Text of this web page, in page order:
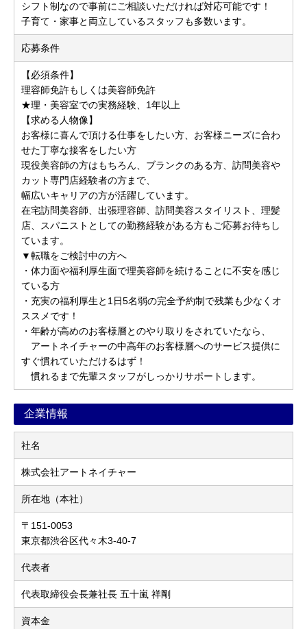
シフト制なので事前にご相談いただければ対応可能です！
子育て・家事と両立しているスタッフも多数います。
応募条件
【必須条件】
理容師免許もしくは美容師免許
★理・美容室での実務経験、1年以上
【求める人物像】
お客様に喜んで頂ける仕事をしたい方、お客様ニーズに合わ
せた丁寧な接客をしたい方
現役美容師の方はもちろん、ブランクのある方、訪問美容や
カット専門店経験者の方まで、
幅広いキャリアの方が活躍しています。
在宅訪問美容師、出張理容師、訪問美容スタイリスト、理髪
店、スパニストとしての勤務経験がある方もご応募お待ちし
ています。
▼転職をご検討中の方へ
・体力面や福利厚生面で理美容師を続けることに不安を感じ
ている方
・充実の福利厚生と1日5名弱の完全予約制で残業も少なくオ
ススメです！
・年齢が高めのお客様層とのやり取りをされていたなら、
アートネイチャーの中高年のお客様層へのサービス提供に
すぐ慣れていただけるはず！
慣れるまで先輩スタッフがしっかりサポートします。
企業情報
社名
株式会社アートネイチャー
所在地（本社）
〒151-0053
東京都渋谷区代々木3-40-7
代表者
代表取締役会長兼社長 五十嵐 祥剛
資本金